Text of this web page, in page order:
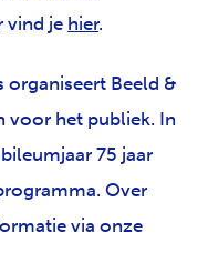
vind je hier.
Beeld &
voor het publiek. In
75 jaar
Over
via onze